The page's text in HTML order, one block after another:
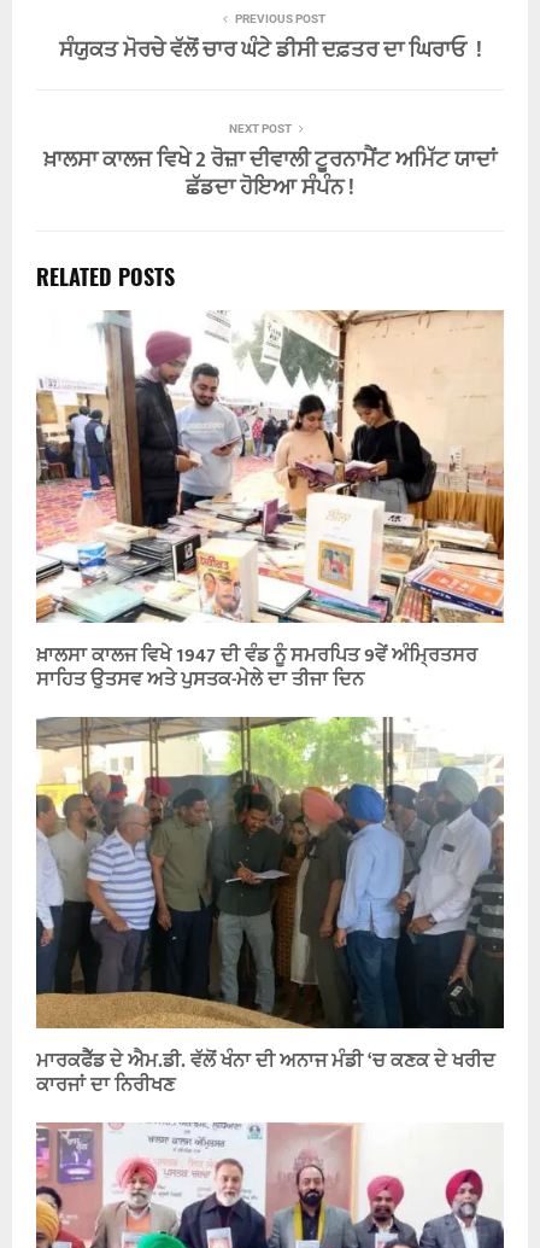
PREVIOUS POST
ਸੰਯੁਕਤ ਮੋਰਚੇ ਵੱਲੋਂ ਚਾਰ ਘੰਟੇ ਡੀਸੀ ਦਫ਼ਤਰ ਦਾ ਘਿਰਾਓ !
NEXT POST
ਖ਼ਾਲਸਾ ਕਾਲਜ ਵਿਖੇ 2 ਰੋਜ਼ਾ ਦੀਵਾਲੀ ਟੂਰਨਾਮੈਂਟ ਅਮਿੱਟ ਯਾਦਾਂ
ਛੱਡਦਾ ਹੋਇਆ ਸੰਪੰਨ !
RELATED POSTS
ਖ਼ਾਲਸਾ ਕਾਲਜ ਵਿਖੇ 1947 ਦੀ ਵੰਡ ਨੂੰ ਸਮਰਪਿਤ 9ਵੇਂ ਅੰਮ੍ਰਿਤਸਰ
ਸਾਹਿਤ ਉਤਸਵ ਅਤੇ ਪੁਸਤਕ-ਮੇਲੇ ਦਾ ਤੀਜਾ ਦਿਨ
ਮਾਰਕਫੈੱਡ ਦੇ ਐਮ.ਡੀ. ਵੱਲੋਂ ਖੰਨਾ ਦੀ ਅਨਾਜ ਮੰਡੀ ‘ਚ ਕਣਕ ਦੇ ਖਰੀਦ
ਕਾਰਜਾਂ ਦਾ ਨਿਰੀਖਣ